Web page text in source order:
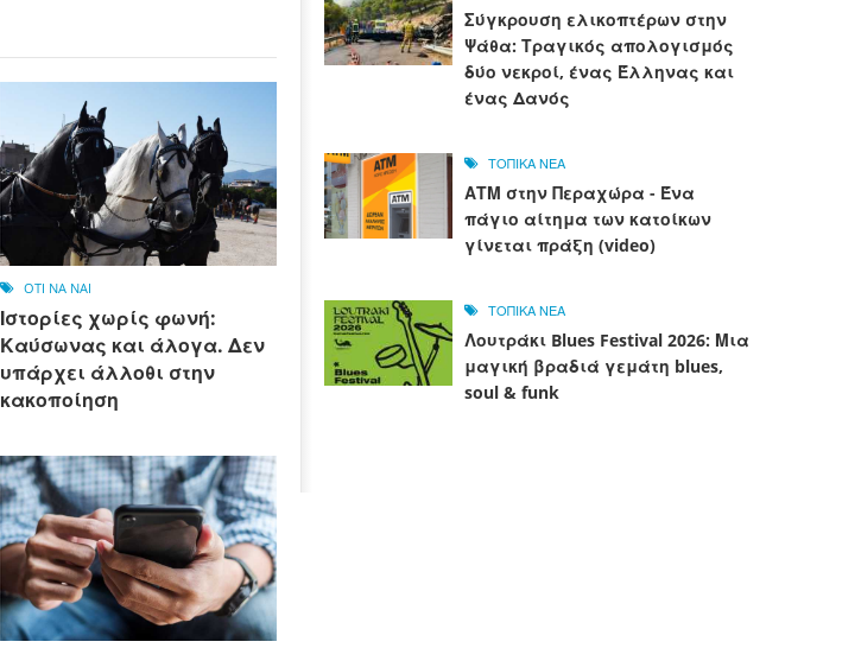
OTI NA NAI
Ιστορίες χωρίς φωνή:
Καύσωνας και άλογα. Δεν
υπάρχει άλλοθι στην
κακοποίηση
Σύγκρουση ελικοπτέρων στην
Ψάθα: Τραγικός απολογισμός
δύο νεκροί, ένας Έλληνας και
ένας Δανός
ΤΟΠΙΚΑ ΝΕΑ
ΑΤΜ στην Περαχώρα - Ένα
πάγιο αίτημα των κατοίκων
γίνεται πράξη (video)
ΤΟΠΙΚΑ ΝΕΑ
Λουτράκι Blues Festival 2026: Μια
μαγική βραδιά γεμάτη blues,
soul & funk